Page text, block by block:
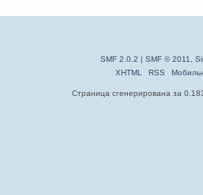
SMF 2.0.2 |SMF © 2011 ,
XHTML
RSS
Страница сгенерирована за